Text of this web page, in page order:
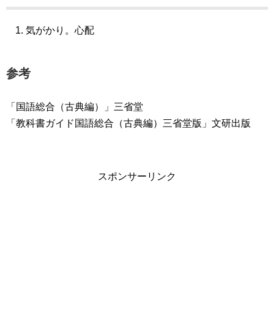
気がかり。心配
参考
「国語総合（古典編）」三省堂
「教科書ガイド国語総合（古典編）三省堂版」文研出版
スポンサーリンク